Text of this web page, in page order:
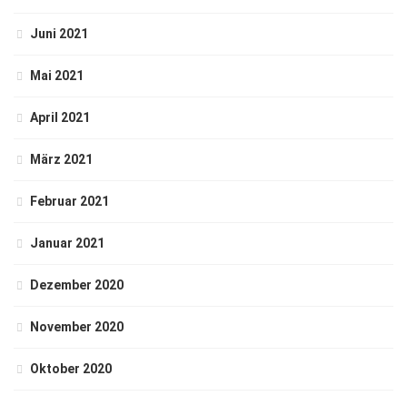
Juni 2021
Mai 2021
April 2021
März 2021
Februar 2021
Januar 2021
Dezember 2020
November 2020
Oktober 2020